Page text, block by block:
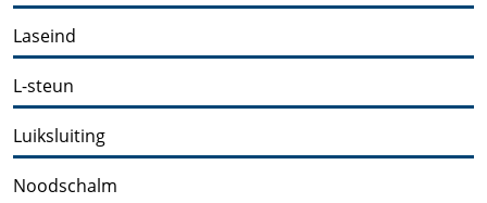
Laseind
L-steun
Luiksluiting
Noodschalm